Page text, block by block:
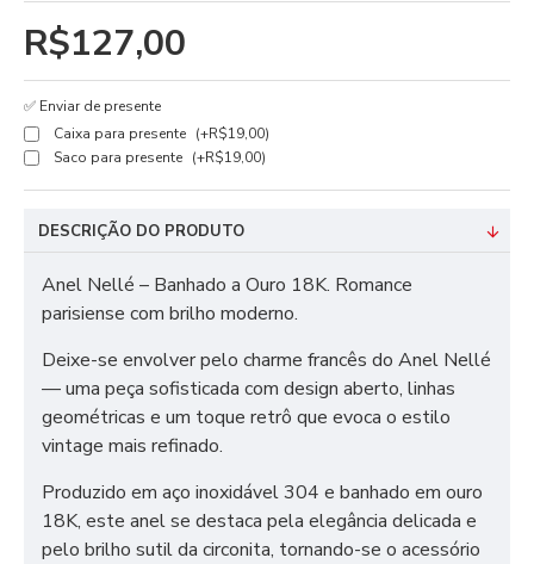
R$127,00
✅ Enviar de presente
Caixa para presente (+R$19,00)
Saco para presente (+R$19,00)
DESCRIÇÃO DO PRODUTO
Anel Nellé – Banhado a Ouro 18K. Romance
parisiense com brilho moderno.
Deixe-se envolver pelo charme francês do Anel Nellé
— uma peça sofisticada com design aberto, linhas
geométricas e um toque retrô que evoca o estilo
vintage mais refinado.
Produzido em aço inoxidável 304 e banhado em ouro
18K, este anel se destaca pela elegância delicada e
pelo brilho sutil da circonita, tornando-se o acessório